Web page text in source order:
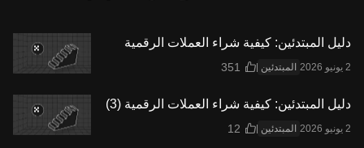
دليل المبتدئين: كيفية شراء العملات الرقمية
المبتدئين
دليل المبتدئين: كيفية شراء العملات الرقمية (3)
المبتدئين